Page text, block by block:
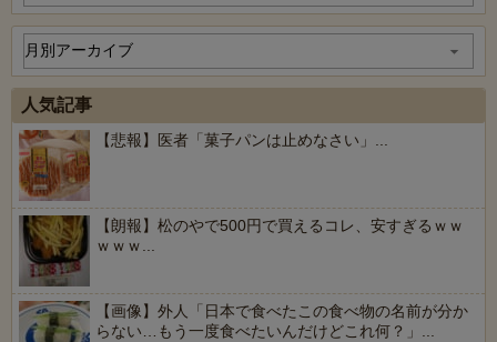
人気記事
【悲報】医者「菓子パンは止めなさい」...
【朗報】松のやで500円で買えるコレ、安すぎるｗｗ
ｗｗｗ...
【画像】外人「日本で食べたこの食べ物の名前が分か
らない…もう一度食べたいんだけどこれ何？」...